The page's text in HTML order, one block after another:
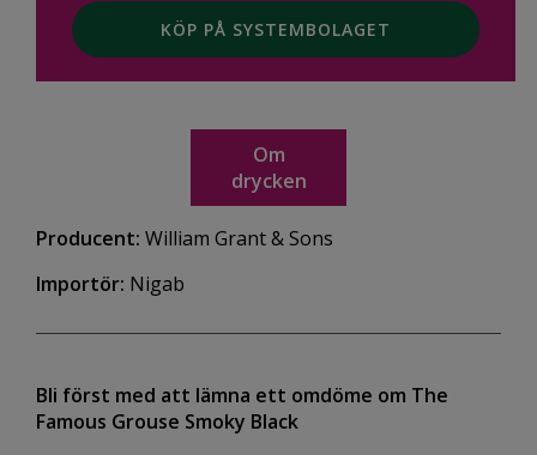
KÖP PÅ SYSTEMBOLAGET
Om
drycken
Producent: William Grant & Sons
Importör: Nigab
Bli först med att lämna ett omdöme om The
Famous Grouse Smoky Black